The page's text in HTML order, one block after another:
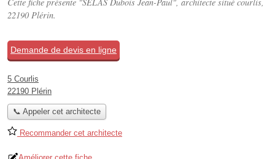
22190 Plérin.
Demande de devis en ligne
5 Courlis
22190 Plérin
📞 Appeler cet architecte
Recommander cet architecte